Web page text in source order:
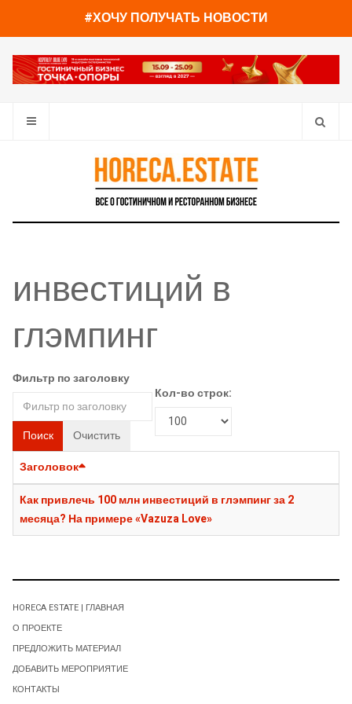
#ХОЧУ ПОЛУЧАТЬ НОВОСТИ
инвестиций в
глэмпинг
Фильтр по заголовку
Поиск Очистить
Кол-во строк:
Заголовок
Как привлечь 100 млн инвестиций в глэмпинг за 2
месяца? На примере «Vazuza Love»
HORECA ESTATE | ГЛАВНАЯ
О ПРОЕКТЕ
ПРЕДЛОЖИТЬ МАТЕРИАЛ
ДОБАВИТЬ МЕРОПРИЯТИЕ
КОНТАКТЫ